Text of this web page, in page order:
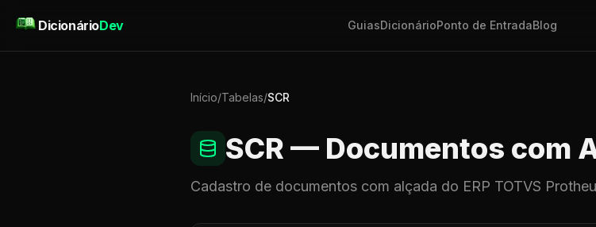
DicionárioDev GuiasDicionárioPonto de EntradaBlog
Início/Tabelas/SCR
SCR — Documentos com
Cadastro de documentos com alçada do ERP TOTVS